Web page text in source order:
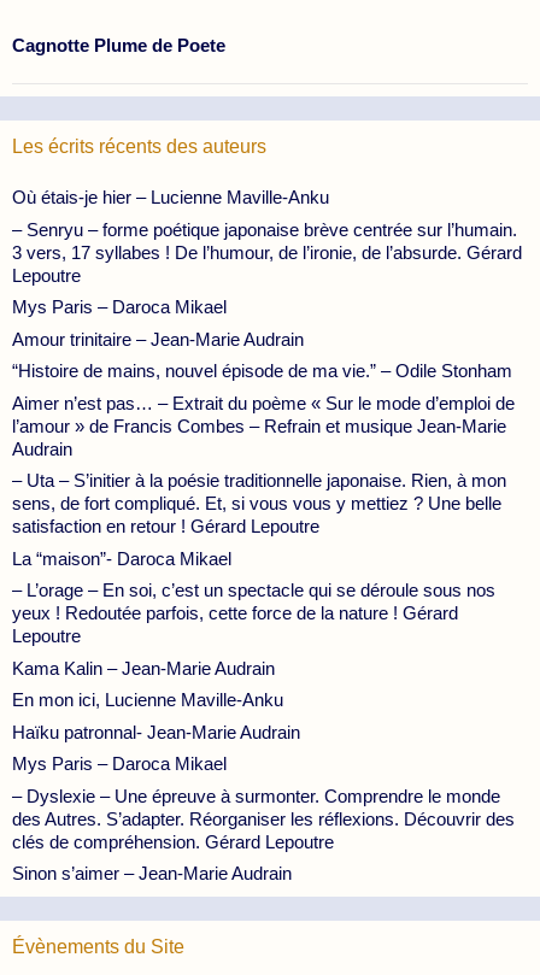
Cagnotte Plume de Poete
Les écrits récents des auteurs
Où étais-je hier – Lucienne Maville-Anku
– Senryu – forme poétique japonaise brève centrée sur l’humain.
3 vers, 17 syllabes ! De l’humour, de l’ironie, de l’absurde. Gérard
Lepoutre
Mys Paris – Daroca Mikael
Amour trinitaire – Jean-Marie Audrain
“Histoire de mains, nouvel épisode de ma vie.” – Odile Stonham
Aimer n’est pas… – Extrait du poème « Sur le mode d’emploi de
l’amour » de Francis Combes – Refrain et musique Jean-Marie
Audrain
– Uta – S’initier à la poésie traditionnelle japonaise. Rien, à mon
sens, de fort compliqué. Et, si vous vous y mettiez ? Une belle
satisfaction en retour ! Gérard Lepoutre
La “maison”- Daroca Mikael
– L’orage – En soi, c’est un spectacle qui se déroule sous nos
yeux ! Redoutée parfois, cette force de la nature ! Gérard
Lepoutre
Kama Kalin – Jean-Marie Audrain
En mon ici, Lucienne Maville-Anku
Haïku patronnal- Jean-Marie Audrain
Mys Paris – Daroca Mikael
– Dyslexie – Une épreuve à surmonter. Comprendre le monde
des Autres. S’adapter. Réorganiser les réflexions. Découvrir des
clés de compréhension. Gérard Lepoutre
Sinon s’aimer – Jean-Marie Audrain
Évènements du Site